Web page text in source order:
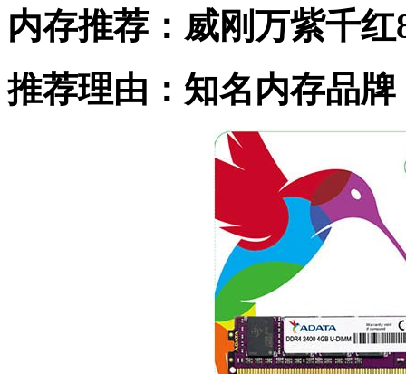
内存推荐：威刚万紫千红
推荐理由：知名内存品